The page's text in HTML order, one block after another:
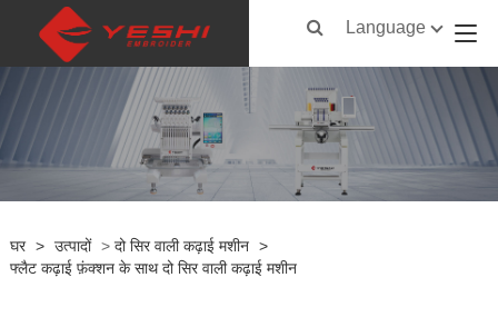
Language
घर > उत्पादों > दो सिर वाली कढ़ाई मशीन >
फ्लैट कढ़ाई फ़ंक्शन के साथ दो सिर वाली कढ़ाई मशीन